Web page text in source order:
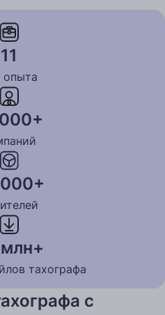
11
опыта
тахографа
с